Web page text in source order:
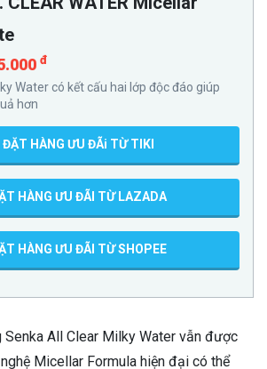
đ
Water có kết cấu hai lớp độc đáo giúp
hơn
ĐẶT HÀNG ƯU ĐÃi TỪ TIKI
HÀNG ƯU ĐÃI TỪ LAZADA
HÀNG ƯU ĐÃI TỪ SHOPEE
Senka All Clear Milky Water vẫn được
Micellar Formula hiện đại có thể